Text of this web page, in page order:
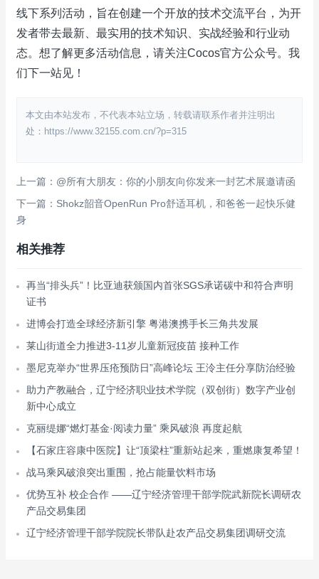
线下系列活动，旨在创建一个开放的技术交流平台，为开
发者带去最新、最实用的技术知识、实战经验和行业动
态。想了解更多活动信息，请关注Cocos官方公众号。我
们下一站见！
本文由本站发布，不代表本站立场，转载请联系作者并注明出
处：https://www.32155.com.cn/?p=315
上一篇：@所有大朋友：你的小朋友向你发来一封艺术展邀请函
下一篇：Shokz韶音OpenRun Pro舒适耳机，和爸爸一起快乐健
身
相关推荐
再当“排头兵”！比亚迪获颁国内首张SGS承诺碳中和符合声明
证书
进博会打造全球经济新引擎 粤港澳携手长三角共发展
莱山街道全力推进3-11岁儿童新冠疫苗 接种工作
墨尼克举办“世界压疮预防日”高峰论坛 王泠主任分享防治经验
助力产教融合，辽宁经济职业技术学院（双创街）数字产业创
新中心成立
克丽缇娜“燃灯基金·阅读力量” 乘风破浪 再度起航
【石家庄容康中医院】让“顶梁柱”重新站起来，重燃康复希望！
战马乘风破浪突出重围，抢占能量饮料市场
优势互补 校企合作 ——辽宁经济管理干部学院武新院长调研农
产品交易集团
辽宁经济管理干部学院院长带队赴农产品交易集团调研交流